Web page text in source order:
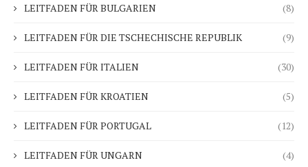
LEITFADEN FÜR BULGARIEN (8)
LEITFADEN FÜR DIE TSCHECHISCHE REPUBLIK (9)
LEITFADEN FÜR ITALIEN (30)
LEITFADEN FÜR KROATIEN (5)
LEITFADEN FÜR PORTUGAL (12)
LEITFADEN FÜR UNGARN (4)